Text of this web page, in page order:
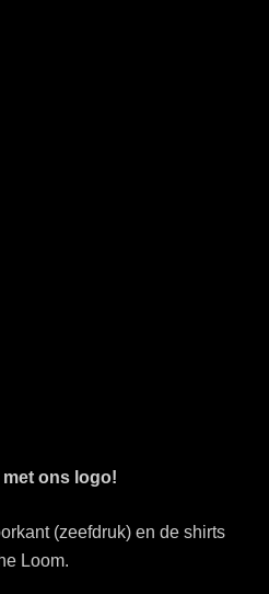
ons logo!
(zeefdruk) en de shirts
Loom.